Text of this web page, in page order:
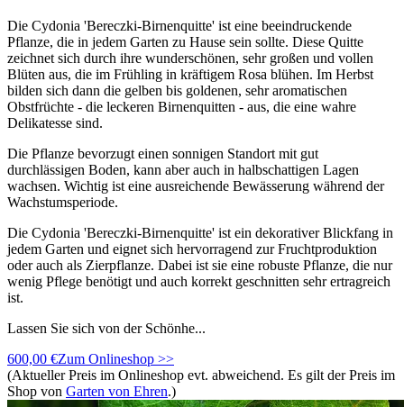
Die Cydonia 'Bereczki-Birnenquitte' ist eine beeindruckende
Pflanze, die in jedem Garten zu Hause sein sollte. Diese Quitte
zeichnet sich durch ihre wunderschönen, sehr großen und vollen
Blüten aus, die im Frühling in kräftigem Rosa blühen. Im Herbst
bilden sich dann die gelben bis goldenen, sehr aromatischen
Obstfrüchte - die leckeren Birnenquitten - aus, die eine wahre
Delikatesse sind.
Die Pflanze bevorzugt einen sonnigen Standort mit gut
durchlässigen Boden, kann aber auch in halbschattigen Lagen
wachsen. Wichtig ist eine ausreichende Bewässerung während der
Wachstumsperiode.
Die Cydonia 'Bereczki-Birnenquitte' ist ein dekorativer Blickfang in
jedem Garten und eignet sich hervorragend zur Fruchtproduktion
oder auch als Zierpflanze. Dabei ist sie eine robuste Pflanze, die nur
wenig Pflege benötigt und auch korrekt geschnitten sehr ertragreich
ist.
Lassen Sie sich von der Schönhe...
600,00 €Zum Onlineshop >>
(Aktueller Preis im Onlineshop evt. abweichend. Es gilt der Preis im
Shop von Garten von Ehren.)